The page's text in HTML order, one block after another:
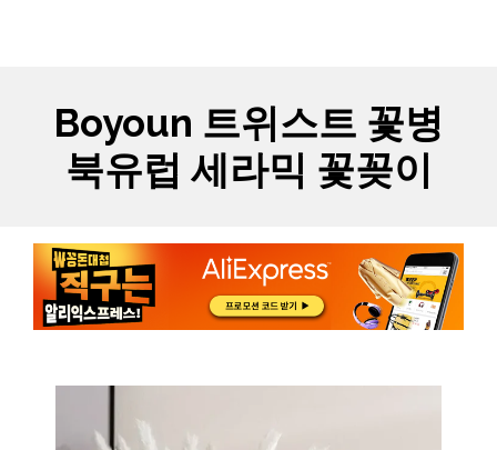
Boyoun 트위스트 꽃병
북유럽 세라믹 꽃꽂이